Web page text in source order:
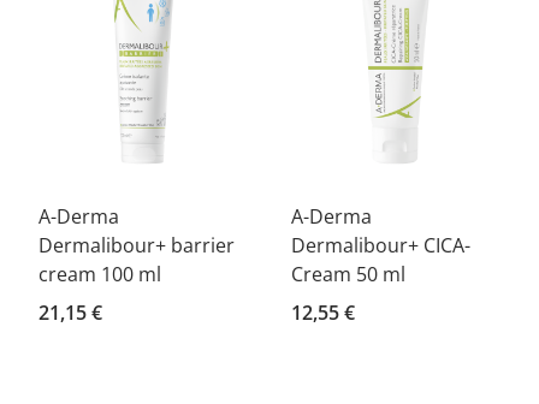
A-Derma
Dermalibour+ barrier
cream 100 ml
21,15 €
A-Derma
Dermalibour+ CICA-
Cream 50 ml
12,55 €